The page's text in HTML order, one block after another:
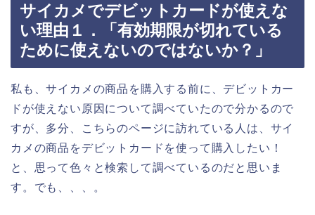
サイカメでデビットカードが使えな
い理由１．「有効期限が切れている
ために使えないのではないか？」
私も、サイカメの商品を購入する前に、デビットカー
ドが使えない原因について調べていたので分かるので
すが、多分、こちらのページに訪れている人は、サイ
カメの商品をデビットカードを使って購入したい！
と、思って色々と検索して調べているのだと思いま
す。でも、、、。